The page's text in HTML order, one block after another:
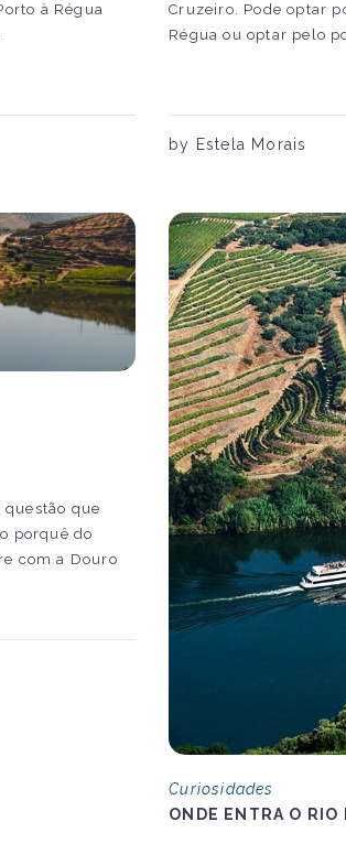
à Régua
Cruzeiro. Pode optar
Régua ou optar pelo
by Estela Morais
que
porquê do
com a Douro
Curiosidades
ONDE ENTRA O RIO